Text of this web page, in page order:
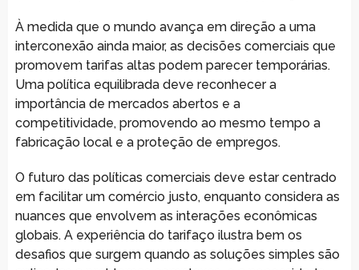
À medida que o mundo avança em direção a uma
interconexão ainda maior, as decisões comerciais que
promovem tarifas altas podem parecer temporárias.
Uma política equilibrada deve reconhecer a
importância de mercados abertos e a
competitividade, promovendo ao mesmo tempo a
fabricação local e a proteção de empregos.
O futuro das políticas comerciais deve estar centrado
em facilitar um comércio justo, enquanto considera as
nuances que envolvem as interações econômicas
globais. A experiência do tarifaço ilustra bem os
desafios que surgem quando as soluções simples são